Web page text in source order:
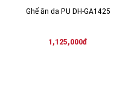
Ghế ăn da PU DH-GA1425
1,125,000đ